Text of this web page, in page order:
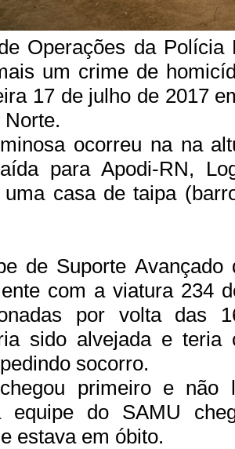
Operações da Polícia
um crime de
17 de julho de 2017
ocorreu na na
para Apodi-RN,
casa de taipa
de Suporte Avançado
com a viatura 234
por volta das
sido alvejada e teria
socorro.
primeiro e não
equipe do SAMU
estava em óbito.